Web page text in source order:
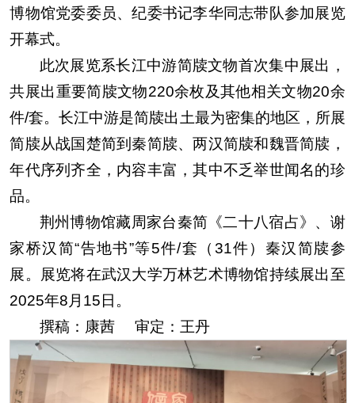
博物馆党委委员、纪委书记李华同志带队参加展览
开幕式。
此次展览系长江中游简牍文物首次集中展出，
共展出重要简牍文物220余枚及其他相关文物20余
件/套。长江中游是简牍出土最为密集的地区，所展
简牍从战国楚简到秦简牍、两汉简牍和魏晋简牍，
年代序列齐全，内容丰富，其中不乏举世闻名的珍
品。
荆州博物馆藏周家台秦简《二十八宿占》、谢
家桥汉简“告地书”等5件/套（31件）秦汉简牍参
展。展览将在武汉大学万林艺术博物馆持续展出至
2025年8月15日。
撰稿：康茜 审定：王丹